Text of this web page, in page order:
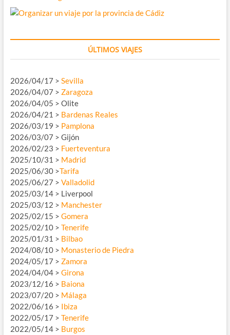
ÚLTIMOS VIAJES
2026/04/17 > Sevilla
2026/04/07 > Zaragoza
2026/04/05 > Olite
2026/04/21 > Bardenas Reales
2026/03/19 > Pamplona
2026/03/07 > Gijón
2026/02/23 > Fuerteventura
2025/10/31 > Madrid
2025/06/30 >Tarifa
2025/06/27 > Valladolid
2025/03/14 > Liverpool
2025/03/12 > Manchester
2025/02/15 > Gomera
2025/02/10 > Tenerife
2025/01/31 > Bilbao
2024/08/10 > Monasterio de Piedra
2024/05/17 > Zamora
2024/04/04 > Girona
2023/12/16 > Baiona
2023/07/20 > Málaga
2022/06/16 > Ibiza
2022/05/17 > Tenerife
2022/05/14 > Burgos